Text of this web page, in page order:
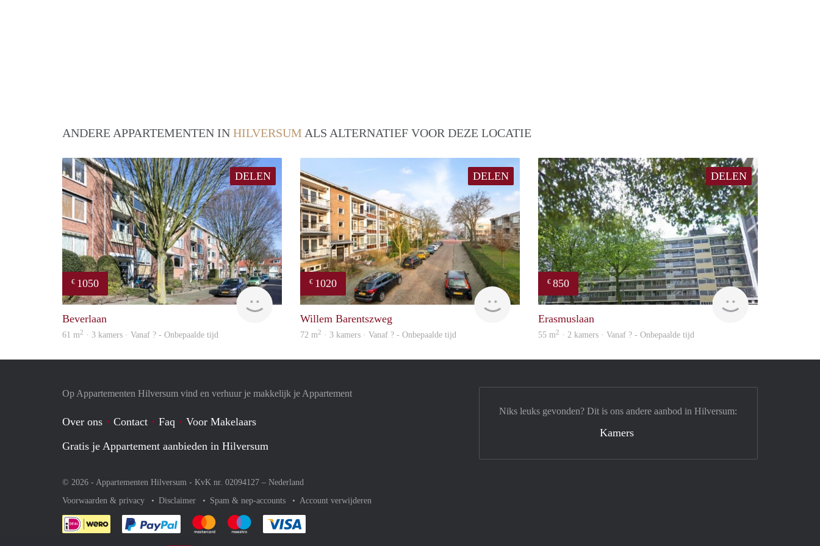
ANDERE APPARTEMENTEN IN HILVERSUM ALS ALTERNATIEF VOOR DEZE LOCATIE
DELEN
€ 1050
Beverlaan
61 m2 · 3 kamers · Vanaf ? - Onbepaalde tijd
DELEN
€ 1020
finder
Willem Barentszweg
72 m2 · 3 kamers · Vanaf ? - Onbepaalde tijd
DELEN
€ 850
rent
Erasmuslaan
55 m2 · 2 kamers · Vanaf ? - Onbepaalde tijd
Op Appartementen Hilversum vind en verhuur je makkelijk je Appartement
Over ons Contact Faq
Voor Makelaars
Gratis je Appartement aanbieden in Hilversum
© 2026 - Appartementen Hilversum - KvK nr. 02094127 – Nederland
Voorwaarden & privacy
Disclaimer Spam & nep-accounts Account verwijderen
Je rekent gemakkelijk af met Paypal
Je rekent gemakkelijk af met Mastercard
Je rekent gemakkelijk af met Meastro
Niks leuks gevonden? Dit is ons andere aanbod in Hilversum:
Kamers